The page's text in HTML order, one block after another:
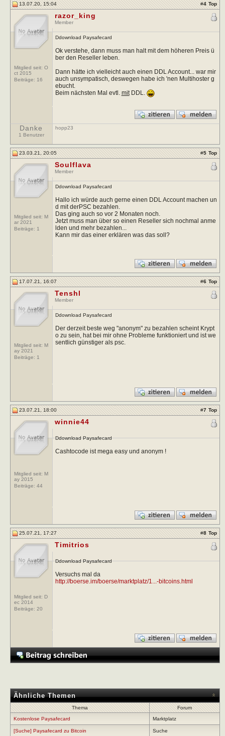
13.07.20, 15:04 #4 Top
Mitglied seit: O
ct 2015
Beiträge: 16
razor_king
Member
Ddownload Paysafecard
Ok verstehe, dann muss man halt mit dem höheren Preis ü
ber den Reseller leben.
Dann hätte ich vielleicht auch einen DDL Account... war mir
auch unsympatisch, deswegen habe ich 'nen Multihoster g
ebucht.
Beim nächsten Mal evtl. mitDDL.
Danke
1 Benutzer
hopp23
23.03.21, 20:05 #5 Top
Mitglied seit: M
ar 2021
Beiträge: 1
Soulflava
Member
Ddownload Paysafecard
Hallo ich würde auch gerne einen DDL Account machen un
d mit derPSC bezahlen.
Das ging auch so vor 2 Monaten noch.
Jetzt muss man über so einen Reseller sich nochmal anme
lden und mehr bezahlen...
Kann mir das einer erklären was das soll?
17.07.21, 16:07 #6 Top
Mitglied seit: M
ay 2021
Beiträge: 1
Tenshl
Member
Ddownload Paysafecard
Der derzeit beste weg "anonym" zu bezahlen scheint Krypt
o zu sein, hat bei mir ohne Probleme funktioniert und ist we
sentlich günstiger als psc.
23.07.21, 18:00 #7 Top
Mitglied seit: M
ay 2015
Beiträge: 44
winnie44
Ddownload Paysafecard
Cashtocode ist mega easy und anonym !
25.07.21, 17:27 #8 Top
Mitglied seit: D
ec 2014
Beiträge: 20
Timitrios
Ddownload Paysafecard
Versuchs mal da
http://boerse.im/boerse/marktplatz/1...-bitcoins.html
Ähnliche Themen
Thema
Forum
Kostenlose Paysafecard
Marktplatz
[Suche] Paysafecard zu Bitcoin Suche